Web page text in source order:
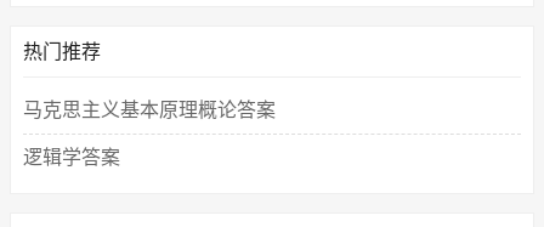
热门推荐
马克思主义基本原理概论答案
逻辑学答案